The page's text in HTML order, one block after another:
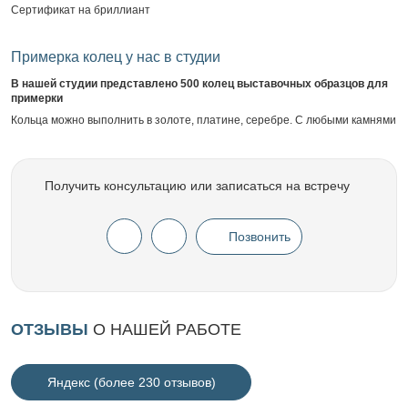
Сертификат на бриллиант
Примерка колец у нас в студии
В нашей студии представлено 500 колец выставочных образцов для
примерки
Кольца можно выполнить в золоте, платине, серебре. С любыми камнями
Получить консультацию или записаться на встречу
Позвонить
ОТЗЫВЫ О НАШЕЙ РАБОТЕ
Яндекс (более 230 отзывов)